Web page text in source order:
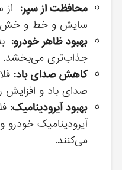
محافظت از سپر: از
سایش و خط و خش
بهبود ظاهر خودرو:
جذاب‌تری می‌بخشد.
کاهش صدای باد:
صدای باد و
بهبود آیرودینامیک:
آیرودینامیک
می‌کنند.